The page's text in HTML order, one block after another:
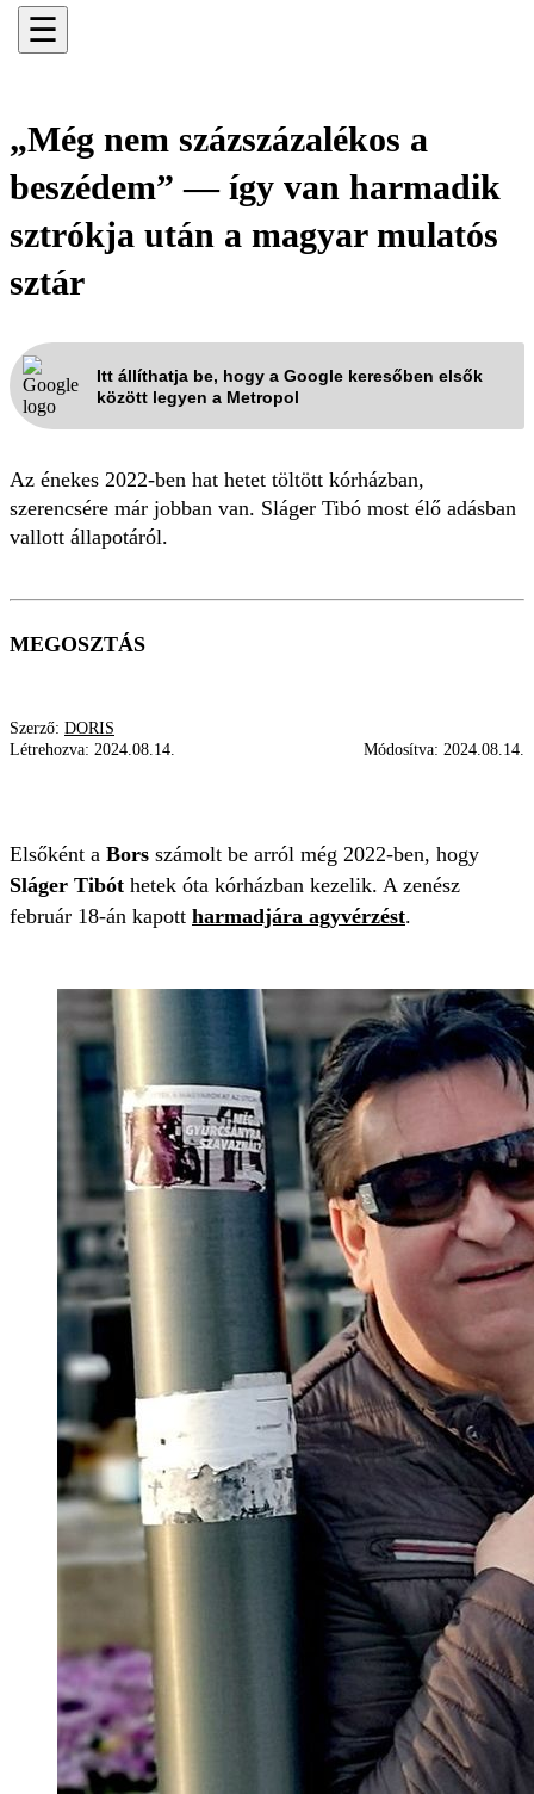
☰
„Még nem százszázalékos a
beszédem” — így van harmadik
sztrókja után a magyar mulatós
sztár
Itt állíthatja be, hogy a Google keresőben elsők
között legyen a Metropol
Az énekes 2022-ben hat hetet töltött kórházban,
szerencsére már jobban van. Sláger Tibó most élő adásban
vallott állapotáról.
MEGOSZTÁS
Szerző: DORIS
Létrehozva: 2024.08.14. Módosítva: 2024.08.14.
Elsőként a Bors számolt be arról még 2022-ben, hogy
Sláger Tibót hetek óta kórházban kezelik. A zenész
február 18-án kapott harmadjára agyvérzést.